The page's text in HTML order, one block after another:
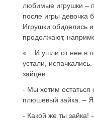
любимые игрушки –
после игры девочка
Игрушки обиделись
продолжают,
«... И ушли от нее в
устали,
зайцев.
- Мы хотим остаться
плюшевый зайка. – Я
- Какой же ты зайка!